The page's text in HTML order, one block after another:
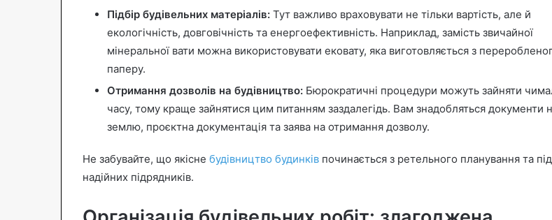
Підбір будівельних матеріалів: Тут важливо враховувати не тільки вартість, але й
екологічність, довговічність та енергоефективність. Наприклад, замість звичайної
мінеральної вати можна використовувати ековату, яка виготовляється з
паперу.
Отримання дозволів на будівництво: Бюрократичні процедури можуть зайняти
часу, тому краще зайнятися цим питанням заздалегідь. Вам знадобляться документи
землю, проєктна документація та заява на отримання дозволу.
Не забувайте, що якісне будівництво будинків починається з ретельного планування та
надійних підрядників.